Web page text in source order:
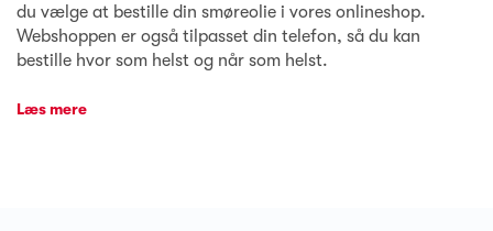
du vælge at bestille din smøreolie i vores onlineshop.
Webshoppen er også tilpasset din telefon, så du kan
bestille hvor som helst og når som helst.
Læs mere